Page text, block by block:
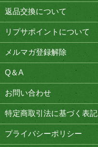
返品交換について
リプサポイントについて
メルマガ登録解除
Q＆A
お問い合わせ
特定商取引法に基づく表記
プライバシーポリシー